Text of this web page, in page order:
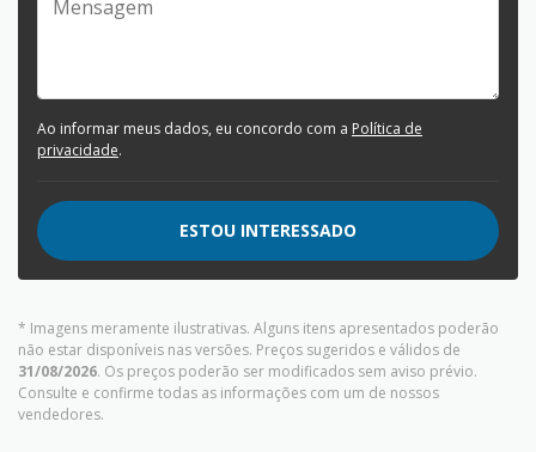
Ao informar meus dados, eu concordo com a Política de
privacidade.
ESTOU INTERESSADO
* Imagens meramente ilustrativas. Alguns itens apresentados poderão
não estar disponíveis nas versões. Preços sugeridos e válidos de
31/08/2026. Os preços poderão ser modificados sem aviso prévio.
Consulte e confirme todas as informações com um de nossos
vendedores.